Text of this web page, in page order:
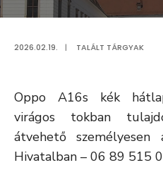
2026.02.19. | TALÁLT TÁRGYAK
Oppo A16s kék
virágos tokban
átvehető
Hivatalban – 06 89 515